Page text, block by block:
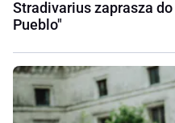
Stradivarius zaprasza
Pueblo"